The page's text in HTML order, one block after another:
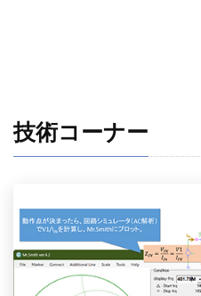
技術コーナー